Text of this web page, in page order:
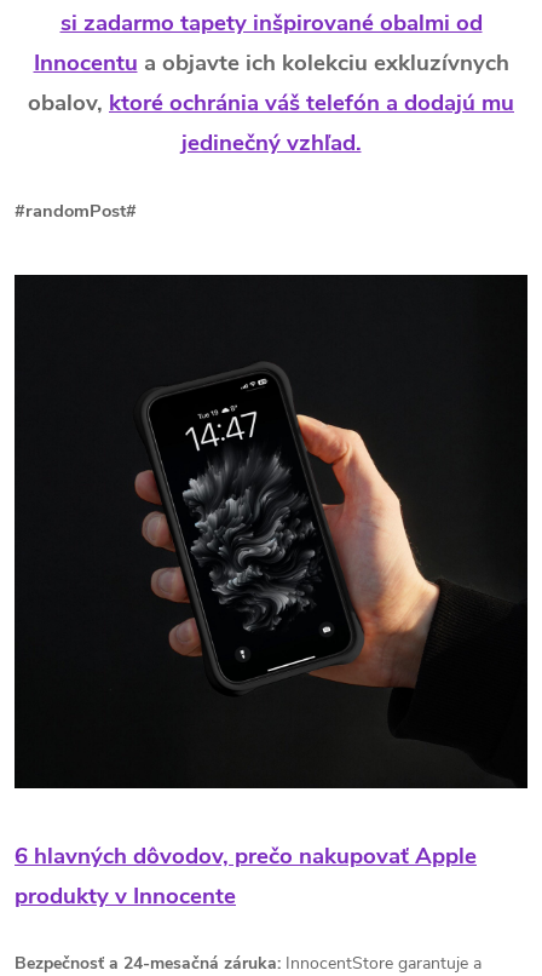
si zadarmo tapety inšpirované obalmi od
Innocentu a objavte ich kolekciu exkluzívnych
obalov, ktoré ochránia váš telefón a dodajú mu
jedinečný vzhľad.
#randomPost#
6 hlavných dôvodov, prečo nakupovať Apple
produkty v Innocente
Bezpečnosť a 24-mesačná záruka: InnocentStore garantuje a